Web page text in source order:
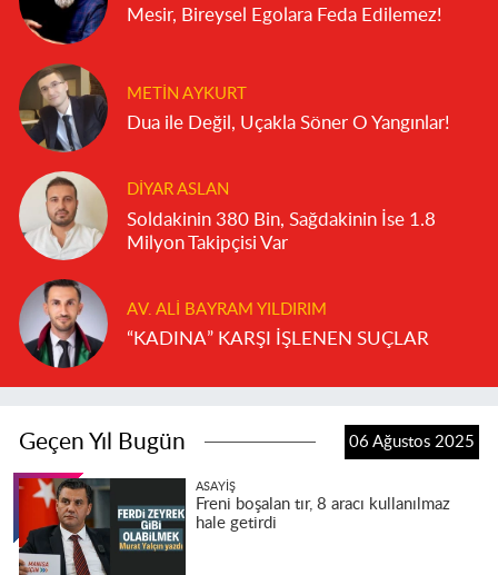
Mesir, Bireysel Egolara Feda Edilemez!
METIN AYKURT
Dua ile Değil, Uçakla Söner O Yangınlar!
DIYAR ASLAN
Soldakinin 380 Bin, Sağdakinin İse 1.8
Milyon Takipçisi Var
AV. ALI BAYRAM YILDIRIM
“KADINA” KARŞI İŞLENEN SUÇLAR
Geçen Yıl Bugün 06 Ağustos 2025
ASAYIŞ
Freni boşalan tır, 8 aracı kullanılmaz
hale getirdi